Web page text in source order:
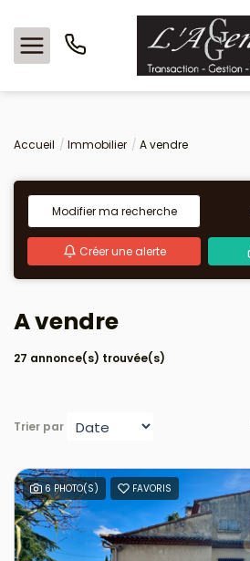
Nos offres
Locations
L'agence
Estimation
Avis clients
Accueil Immobilier A vendre
Modifier ma recherche
Créer une alerte
A vendre
27 annonce(s) trouvée(s)
Trier par
6 PHOTO(S) FAVORIS